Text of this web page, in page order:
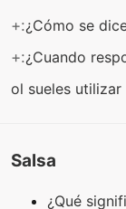
+:¿Cómo se
+:¿Cuando
ol sueles
Salsa
¿Qué